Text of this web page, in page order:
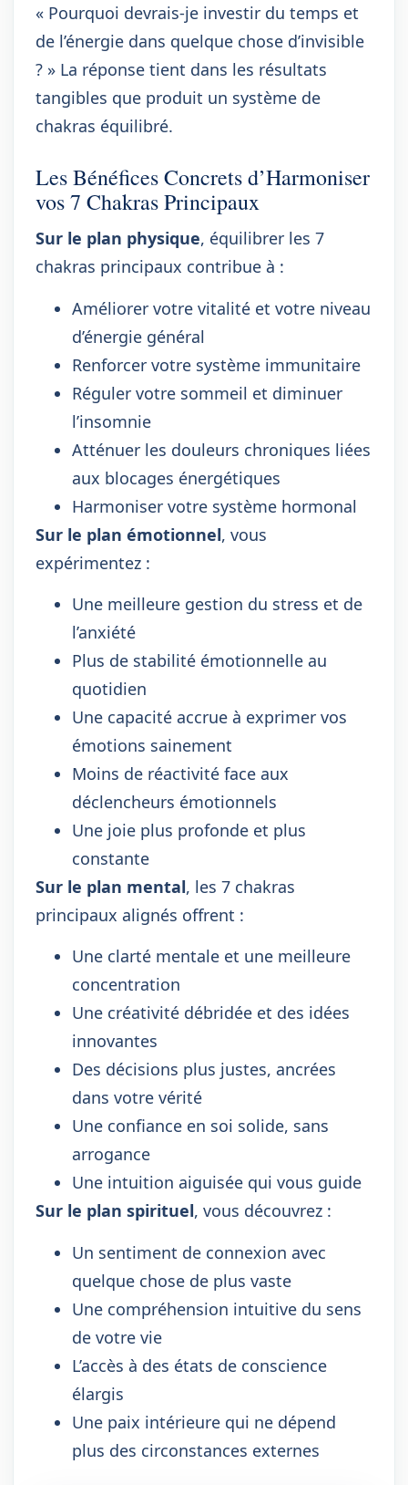
« Pourquoi devrais-je investir du temps et
de l’énergie dans quelque chose d’invisible
? » La réponse tient dans les résultats
tangibles que produit un système de
chakras équilibré.
Les Bénéfices Concrets d’Harmoniser
vos 7 Chakras Principaux
Sur le plan physique, équilibrer les 7
chakras principaux contribue à :
Améliorer votre vitalité et votre niveau
d’énergie général
Renforcer votre système immunitaire
Réguler votre sommeil et diminuer
l’insomnie
Atténuer les douleurs chroniques liées
aux blocages énergétiques
Harmoniser votre système hormonal
Sur le plan émotionnel, vous
expérimentez :
Une meilleure gestion du stress et de
l’anxiété
Plus de stabilité émotionnelle au
quotidien
Une capacité accrue à exprimer vos
émotions sainement
Moins de réactivité face aux
déclencheurs émotionnels
Une joie plus profonde et plus
constante
Sur le plan mental, les 7 chakras
principaux alignés offrent :
Une clarté mentale et une meilleure
concentration
Une créativité débridée et des idées
innovantes
Des décisions plus justes, ancrées
dans votre vérité
Une confiance en soi solide, sans
arrogance
Une intuition aiguisée qui vous guide
Sur le plan spirituel, vous découvrez :
Un sentiment de connexion avec
quelque chose de plus vaste
Une compréhension intuitive du sens
de votre vie
L’accès à des états de conscience
élargis
Une paix intérieure qui ne dépend
plus des circonstances externes